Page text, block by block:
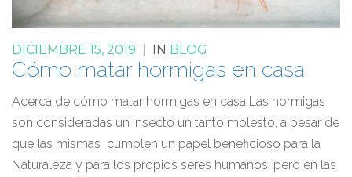
DICIEMBRE 15, 2019 IN BLOG
Cómo matar hormigas en casa
Acerca de cómo matar hormigas en casa Las hormigas
son consideradas un insecto un tanto molesto, a pesar de
que las mismas cumplen un papel beneficioso para la
Naturaleza y para los propios seres humanos, pero en las